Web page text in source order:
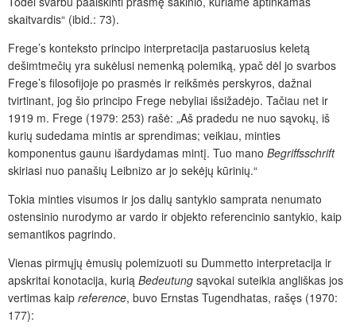
skaitvardis“ (ibid.: 73).
Frege’s konteksto principo interpretacija pastaruosius keletą
dešimtmečių yra sukėlusi nemenką polemiką, ypač dėl jo svarbos
Frege’s filosofijoje po prasmės ir reikšmės perskyros, dažnai
tvirtinant, jog šio principo Frege nebyliai išsižadėjo. Tačiau net ir
1919 m. Frege (1979: 253) rašė: „Aš pradedu ne nuo sąvokų, iš
kurių sudedama mintis ar sprendimas; veikiau, minties
komponentus gaunu išardydamas mintį. Tuo mano Begriffsschrift
skiriasi nuo panašių Leibnizo ar jo sekėjų kūrinių.“
Tokia minties visumos ir jos dalių santykio samprata nenumato
ostensinio nurodymo ar vardo ir objekto referencinio santykio, kaip
semantikos pagrindo.
Vienas pirmųjų ėmusių polemizuoti su Dummetto interpretacija ir
apskritai konotacija, kurią Bedeutung sąvokai suteikia angliškas jos
vertimas kaip reference, buvo Ernstas Tugendhatas, rašęs (1970:
177):